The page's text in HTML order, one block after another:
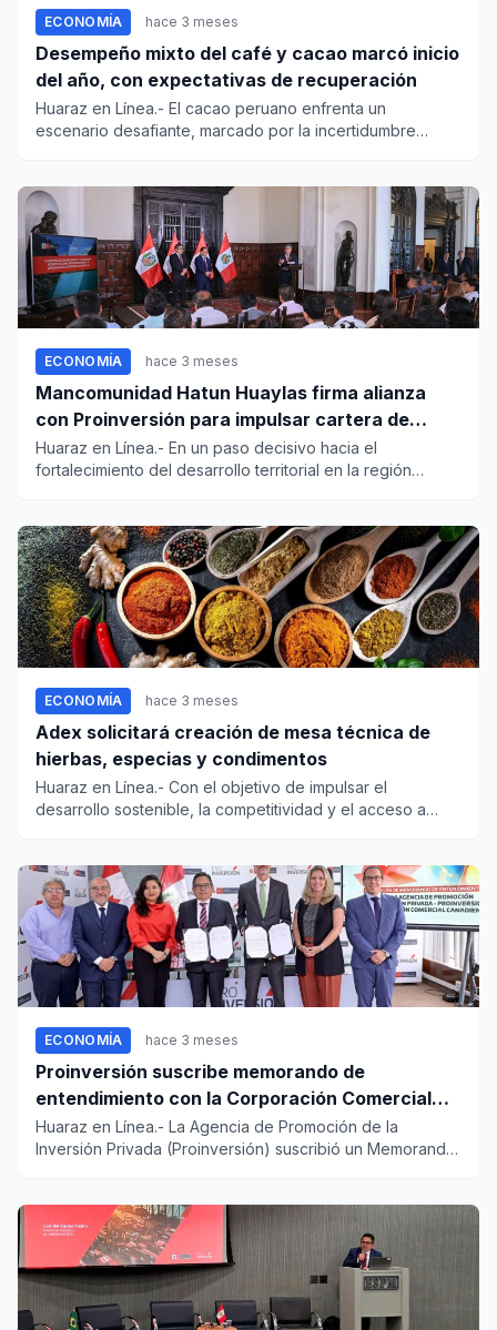
ECONOMÍA hace 3 meses
Desempeño mixto del café y cacao marcó inicio
del año, con expectativas de recuperación
Huaraz en Línea.- El cacao peruano enfrenta un
escenario desafiante, marcado por la incertidumbre
ECONOMÍA hace 3 meses
Mancomunidad Hatun Huaylas firma alianza
con Proinversión para impulsar cartera de
inversiones descentralizadas en Áncash
Huaraz en Línea.- En un paso decisivo hacia el
fortalecimiento del desarrollo territorial en la región
ECONOMÍA hace 3 meses
Adex solicitará creación de mesa técnica de
hierbas, especias y condimentos
Huaraz en Línea.- Con el objetivo de impulsar el
desarrollo sostenible, la competitividad y el acceso a
ECONOMÍA hace 3 meses
Proinversión suscribe memorando de
entendimiento con la Corporación Comercial
Canadiense para impulsar APP
Huaraz en Línea.- La Agencia de Promoción de la
Inversión Privada (Proinversión) suscribió un Memorando